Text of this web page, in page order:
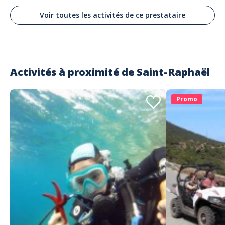
Voir toutes les activités de ce prestataire
Activités à proximité de Saint-Raphaël
Promo